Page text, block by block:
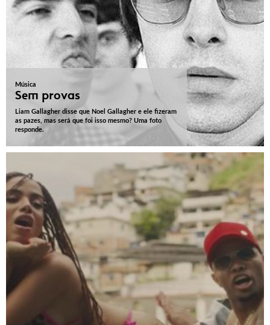
Música
Sem provas
Liam Gallagher disse que Noel Gallagher e ele fizeram
as pazes, mas será que foi isso mesmo? Uma foto
responde.